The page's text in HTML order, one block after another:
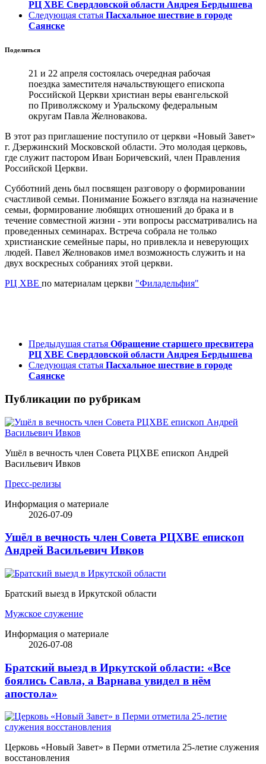
РЦ ХВЕ Свердловской области Андрея Бердышева
Следующая статья Пасхальное шествие в городе
Саянске
Поделиться
21 и 22 апреля состоялась очередная рабочая
поездка заместителя начальствующего епископа
Российской Церкви христиан веры евангельской
по Приволжскому и Уральскому федеральным
округам Павла Желновакова.
В этот раз приглашение поступило от церкви «Новый Завет»
г. Дзержинский Московской области. Это молодая церковь,
где служит пастором Иван Боричевский, член Правления
Российской Церкви.
Субботний день был посвящен разговору о формировании
счастливой семьи. Понимание Божьего взгляда на назначение
семьи, формирование любящих отношений до брака и в
течение совместной жизни - эти вопросы рассматривались на
проведенных семинарах. Встреча собрала не только
христианские семейные пары, но привлекла и неверующих
людей. Павел Желноваков имел возможность служить и на
двух воскресных собраниях этой церкви.
РЦ ХВЕ по материалам церкви "Филадельфия"
Предыдущая статья Обращение старшего пресвитера
РЦ ХВЕ Свердловской области Андрея Бердышева
Следующая статья Пасхальное шествие в городе
Саянске
Публикации по рубрикам
Ушёл в вечность член Совета РЦХВЕ епископ Андрей
Васильевич Ивков
Пресс-релизы
Информация о материале
2026-07-09
Ушёл в вечность член Совета РЦХВЕ епископ
Андрей Васильевич Ивков
Братский выезд в Иркутской области
Мужское служение
Информация о материале
2026-07-08
Братский выезд в Иркутской области: «Все
боялись Савла, а Варнава увидел в нём
апостола»
Церковь «Новый Завет» в Перми отметила 25-летие служения
восстановления